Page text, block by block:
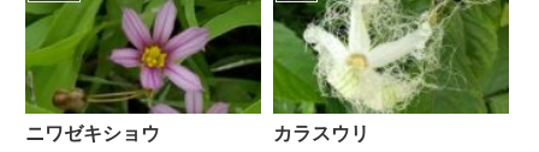
ニワゼキショウ カラスウリ